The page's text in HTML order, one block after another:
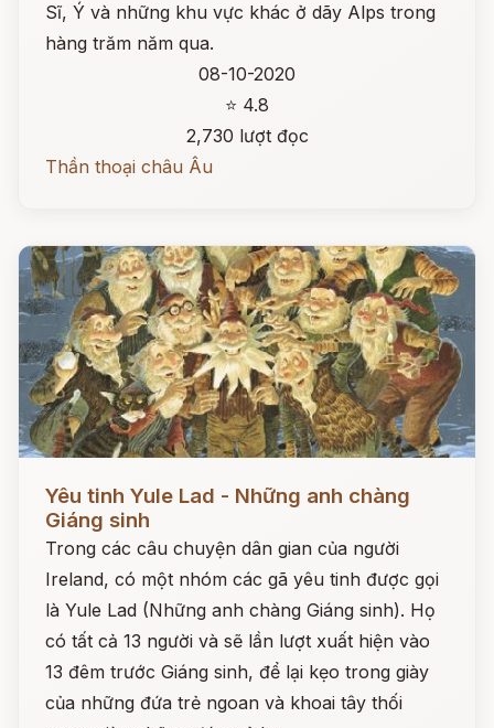
Sĩ, Ý và những khu vực khác ở dãy Alps trong
hàng trăm năm qua.
08-10-2020
⭐ 4.8
2,730 lượt đọc
Thần thoại châu Âu
Yêu tinh Yule Lad - Những anh chàng
Giáng sinh
Trong các câu chuyện dân gian của người
Ireland, có một nhóm các gã yêu tinh được gọi
là Yule Lad (Những anh chàng Giáng sinh). Họ
có tất cả 13 người và sẽ lần lượt xuất hiện vào
13 đêm trước Giáng sinh, để lại kẹo trong giày
của những đứa trẻ ngoan và khoai tây thối